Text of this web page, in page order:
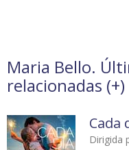
Maria Bello.
relacionadas (+)
Cada
Dirigida